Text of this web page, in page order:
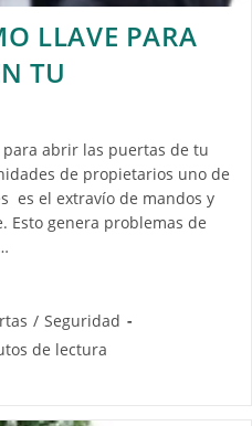
LLAVE PARA
TU
abrir las puertas de tu
de propietarios uno de
es el extravío de mandos y
Esto genera problemas de
/ Seguridad
de lectura